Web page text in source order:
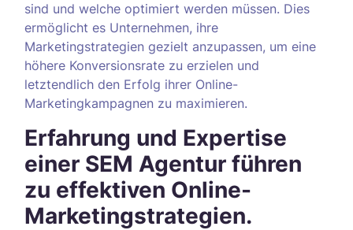
sind und welche optimiert werden müssen. Dies
ermöglicht es Unternehmen, ihre
Marketingstrategien gezielt anzupassen, um eine
höhere Konversionsrate zu erzielen und
letztendlich den Erfolg ihrer Online-
Marketingkampagnen zu maximieren.
Erfahrung und Expertise
einer SEM Agentur führen
zu effektiven Online-
Marketingstrategien.